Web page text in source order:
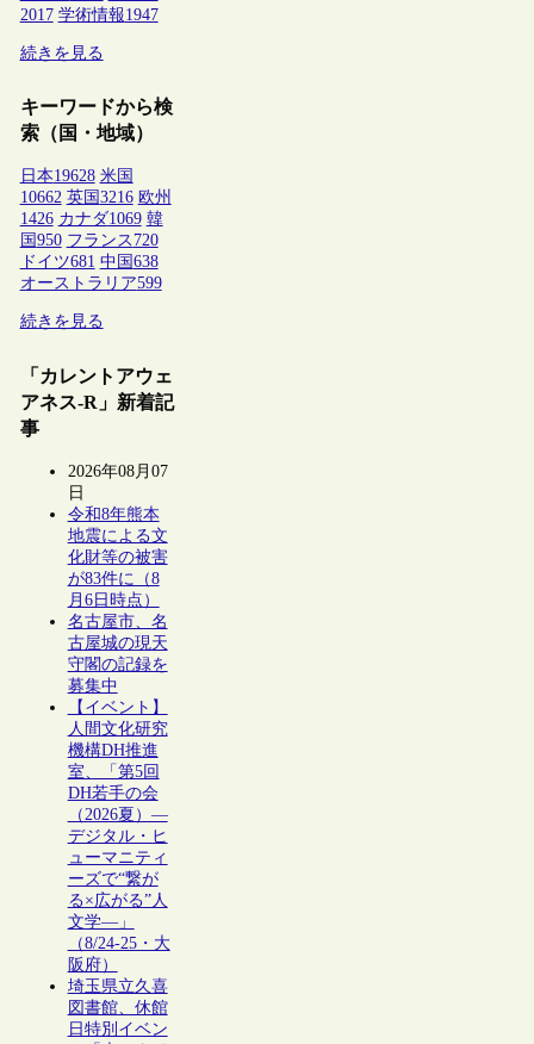
2017 学術情報1947
続きを見る
キーワードから検
索（国・地域）
日本19628 米国
10662 英国 3216 欧州
1426 カナダ1069 韓
国 950 フランス 720
ドイツ681 中国 638
オーストラリア599
続きを見る
「カレントアウェ
アネス-R」新着記
事
2026年08月07
日
令和8年熊本
地震による文
化財等の被害
が83件に（8
月6日時点）
名古屋市、名
古屋城の現天
守閣の記録を
募集中
【イベント】
人間文化研究
機構DH推進
室、「第5回
DH若手の会
（2026夏）―
デジタル・ヒ
ューマニティ
ーズで“繋が
る×広がる”人
文学―」
（8/24-25・大
阪府）
埼玉県立久喜
図書館、休館
日特別イベン